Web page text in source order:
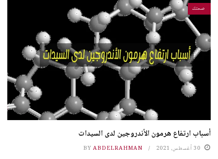
صحتك
أسباب ارتفاع هرمون الأندروجين لدى السيدات
30 أغسطس، 2021 BY ABDELRAHMAN